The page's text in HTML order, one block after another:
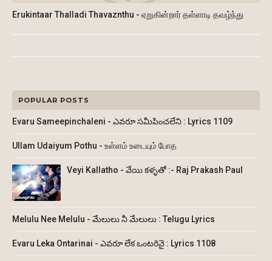
Erukintaar Thalladi Thavaznthu - ஏறுகின்றார் தள்ளாடி தவழ்ந்து
POPULAR POSTS
Evaru Sameepinchaleni - ఎవరూ సమీపించలేని : Lyrics 1109
Ullam Udaiyum Pothu - உள்ளம் உடையும் போத
Veyi Kallatho - వేయి కళ్ళతో :- Raj Prakash Paul
Melulu Nee Melulu - మేలులు నీ మేలులు : Telugu Lyrics
Evaru Leka Ontarinai - ఎవరూ లేక ఒంటరినై : Lyrics 1108